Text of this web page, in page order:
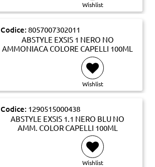
Wishlist
Codice: 8057007302011
ABSTYLE EXSIS 1 NERO NO
AMMONIACA COLORE CAPELLI 100ML
Wishlist
Codice: 1290515000438
ABSTYLE EXSIS 1.1 NERO BLU NO
AMM. COLOR CAPELLI 100ML
Wishlist